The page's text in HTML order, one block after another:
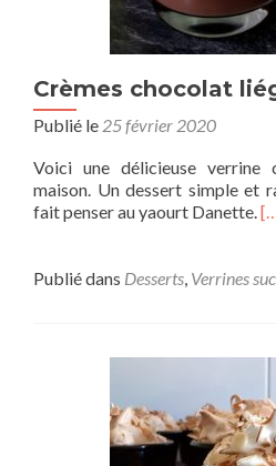
Crèmes chocolat
Publié le 25 février 2020
Voici une délicieuse verrine
maison. Un dessert simple et
fait penser au yaourt Danette.
Publié dans Desserts, Verrines